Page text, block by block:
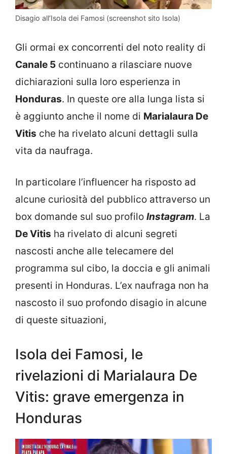
Disagio all’Isola dei Famosi (screenshot sito Isola)
Gli ormai ex concorrenti del noto reality di
Canale 5 continuano a rilasciare nuove
dichiarazioni sulla loro esperienza in
Honduras. In queste ore alla lunga lista si
è aggiunto anche il nome di Marialaura De
Vitis che ha rivelato alcuni dettagli sulla
vita da naufraga.
In particolare l’influencer ha risposto ad
alcune curiosità del pubblico attraverso un
box domande sul suo profilo Instagram. La
De Vitis ha rivelato di alcuni segreti
nascosti anche alle telecamere del
programma sul cibo, la doccia e gli animali
presenti in Honduras. L’ex naufraga non ha
nascosto il suo profondo disagio in alcune
di queste situazioni,
Isola dei Famosi, le
rivelazioni di Marialaura De
Vitis: grave emergenza in
Honduras